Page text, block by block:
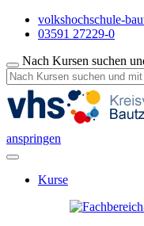
volkshochschule-
03591 27229-0
Nach Kursen suchen
anspringen
Kurse